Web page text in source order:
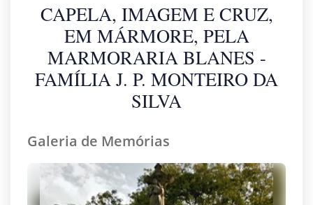
CAPELA, IMAGEM E CRUZ,
EM MÁRMORE, PELA
MARMORARIA BLANES -
FAMÍLIA J. P. MONTEIRO DA
SILVA
Galeria de Memórias